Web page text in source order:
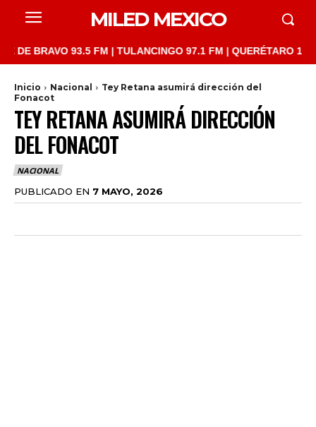
MILED MEXICO
93.5 FM | TULANCINGO 97.1 FM | QUERÉTARO 103.1
Inicio Nacional
Tey Retana asumirá dirección del
Fonacot
TEY RETANA ASUMIRÁ DIRECCIÓN
DEL FONACOT
NACIONAL
PUBLICADO EN 7 MAYO, 2026